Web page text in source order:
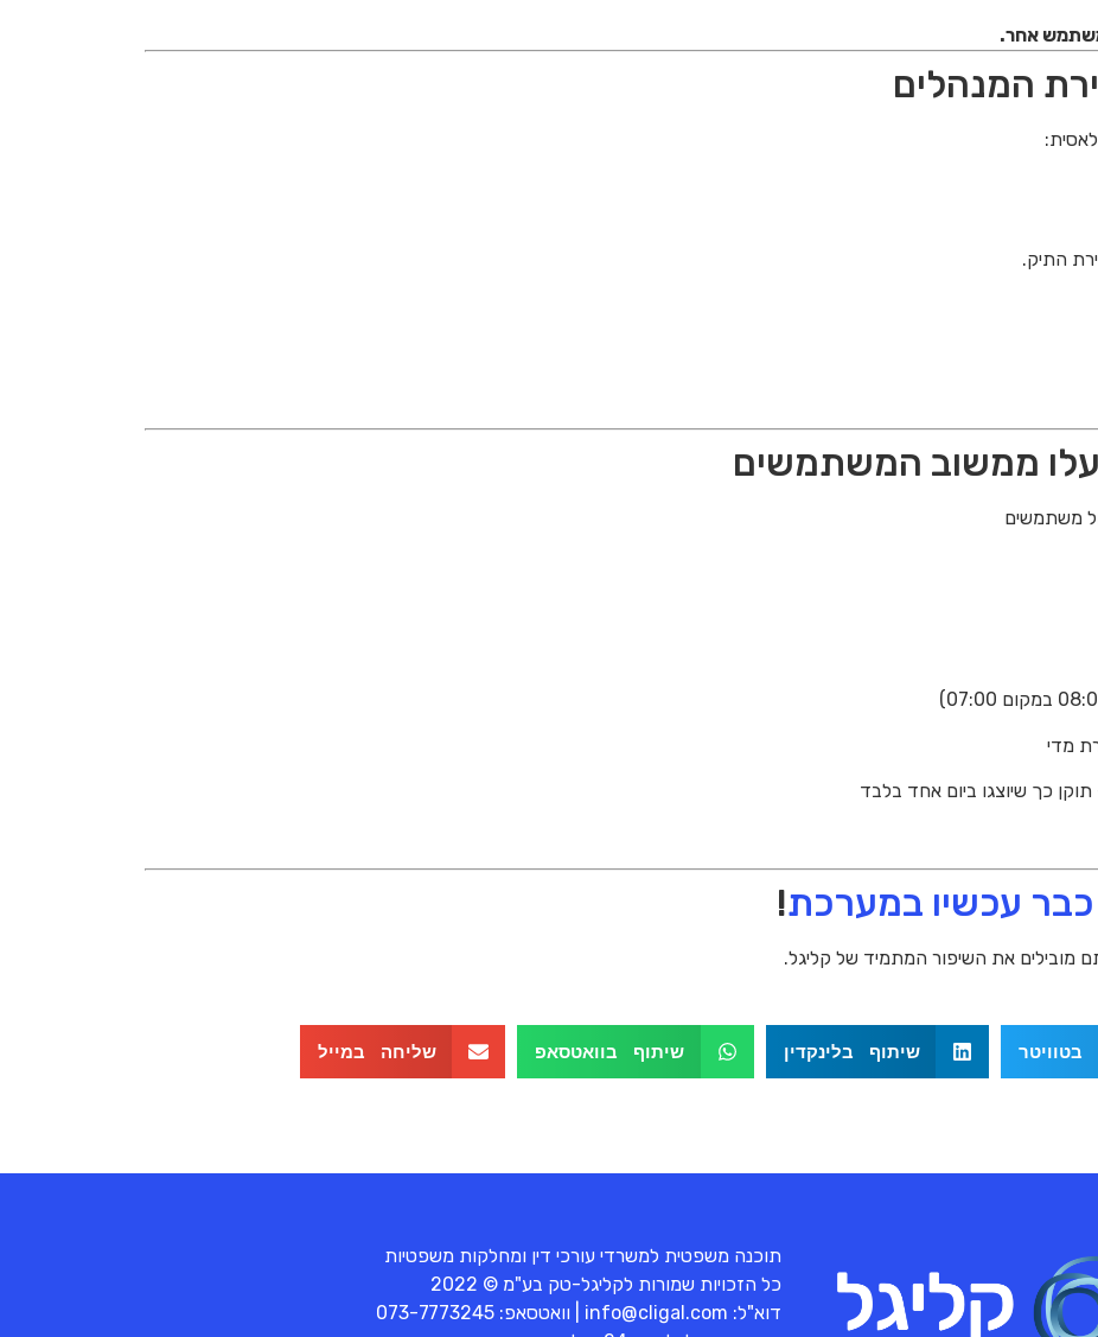
אחר.
המנהלים
התיק.
ממשוב המשתמשים
משתמשים
מדי
כבר עכשיו במערכת!
מובילים את השיפור המתמיד של קליגל.
בטוויטר שיתוף בלינקדין שיתוף בוואטסאפ שליחה במייל
תוכנה משפטית למשרדי עורכי דין ומחלקות משפטיות
כל הזכויות שמורות לקליגל-טק בע"מ © 2022
דוא"ל: info@cligal.com | וואטסאפ: 073-7773245